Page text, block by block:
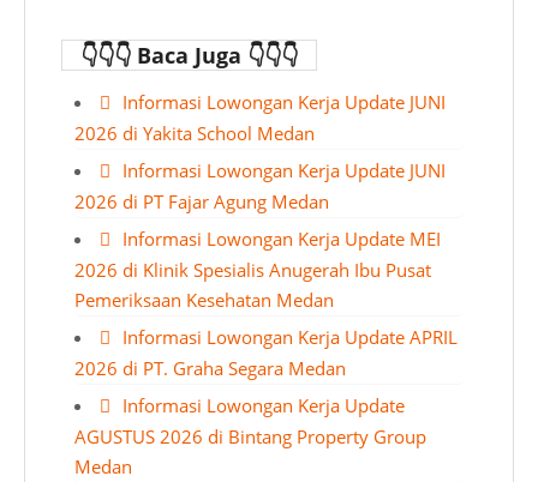
👇👇👇 Baca Juga 👇👇👇
Informasi Lowongan Kerja Update JUNI
2026 di Yakita School Medan
Informasi Lowongan Kerja Update JUNI
2026 di PT Fajar Agung Medan
Informasi Lowongan Kerja Update MEI
2026 di Klinik Spesialis Anugerah Ibu Pusat
Pemeriksaan Kesehatan Medan
Informasi Lowongan Kerja Update APRIL
2026 di PT. Graha Segara Medan
Informasi Lowongan Kerja Update
AGUSTUS 2026 di Bintang Property Group
Medan